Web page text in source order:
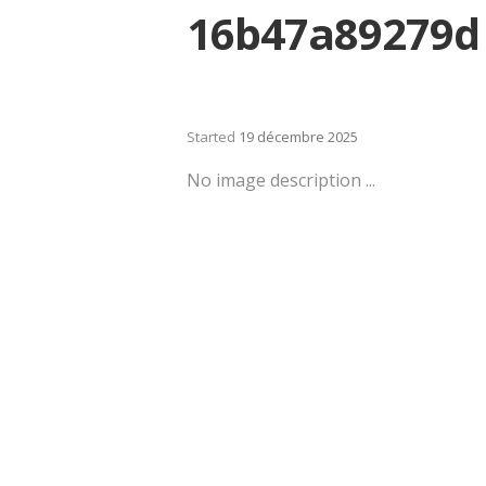
16b47a89279d
Started 19 décembre 2025
No image description ...